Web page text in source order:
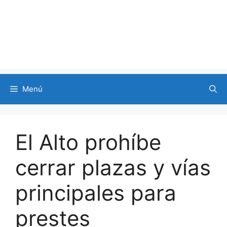
Menú
El Alto prohíbe
cerrar plazas y vías
principales para
prestes